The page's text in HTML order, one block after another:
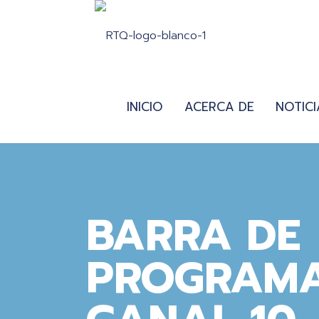
INICIO ACERCA DE
BARRA DE